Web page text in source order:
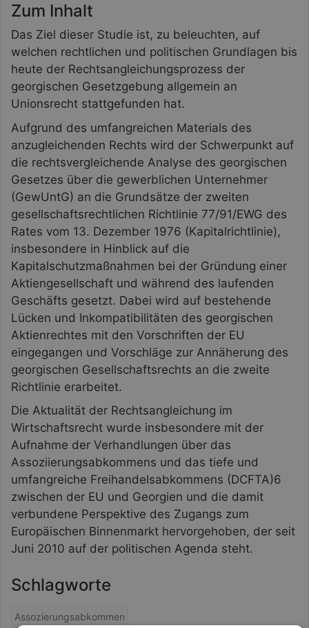
Zum Inhalt
Das Ziel dieser Studie ist, zu beleuchten, auf
welchen rechtlichen und politischen Grundlagen bis
heute der Rechtsangleichungsprozess der
georgischen Gesetzgebung allgemein an
Unionsrecht stattgefunden hat.
Aufgrund des umfangreichen Materials des
anzugleichenden Rechts wird der Schwerpunkt auf
die rechtsvergleichende Analyse des georgischen
Gesetzes über die gewerblichen Unternehmer
(GewUntG) an die Grundsätze der zweiten
gesellschaftsrechtlichen Richtlinie 77/91/EWG des
Rates vom 13. Dezember 1976 (Kapitalrichtlinie),
insbesondere in Hinblick auf die
Kapitalschutzmaßnahmen bei der Gründung einer
Aktiengesellschaft und während des laufenden
Geschäfts gesetzt. Dabei wird auf bestehende
Lücken und Inkompatibilitäten des georgischen
Aktienrechtes mit den Vorschriften der EU
eingegangen und Vorschläge zur Annäherung des
georgischen Gesellschaftsrechts an die zweite
Richtlinie erarbeitet.
Die Aktualität der Rechtsangleichung im
Wirtschaftsrecht wurde insbesondere mit der
Aufnahme der Verhandlungen über das
Assoziierungsabkommens und das tiefe und
umfangreiche Freihandelsabkommens (DCFTA)6
zwischen der EU und Georgien und die damit
verbundene Perspektive des Zugangs zum
Europäischen Binnenmarkt hervorgehoben, der seit
Juni 2010 auf der politischen Agenda steht.
Schlagworte
Assozierungsabkommen